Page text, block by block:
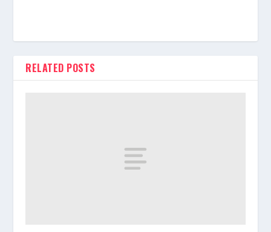
RELATED POSTS